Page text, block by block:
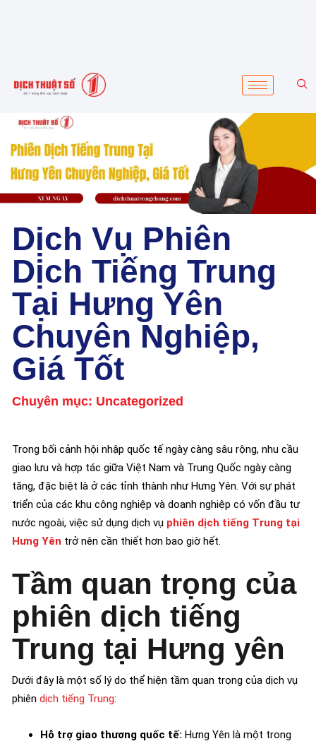
Dịch Vụ Phiên
Dịch Tiếng Trung
Tại Hưng Yên
Chuyên Nghiệp,
Giá Tốt
Chuyên mục: Uncategorized
Trong bối cảnh hội nhập quốc tế ngày càng sâu rộng, nhu cầu
giao lưu và hợp tác giữa Việt Nam và Trung Quốc ngày càng
tăng, đặc biệt là ở các tỉnh thành như Hưng Yên. Với sự phát
triển của các khu công nghiệp và doanh nghiệp có vốn đầu tư
nước ngoài, việc sử dụng dịch vụ phiên dịch tiếng Trung tại
Hưng Yên trở nên cần thiết hơn bao giờ hết.
Tầm quan trọng của
phiên dịch tiếng
Trung tại Hưng yên
Dưới đây là một số lý do thể hiện tầm quan trọng của dịch vụ
phiên dịch tiếng Trung:
Hỗ trợ giao thương quốc tế: Hưng Yên là một trong